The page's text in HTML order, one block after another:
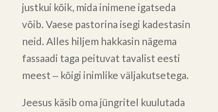
justkui kõik, mida inimene igatseda
võib. Vaese pastorina isegi kadestasin
neid. Alles hiljem hakkasin nägema
fassaadi taga peituvat tavalist eesti
meest ‒ kõigi inimlike väljakutsetega.
Jeesus käsib oma jüngritel kuulutada